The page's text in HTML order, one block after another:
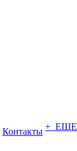
Контакты + ЕЩЕ